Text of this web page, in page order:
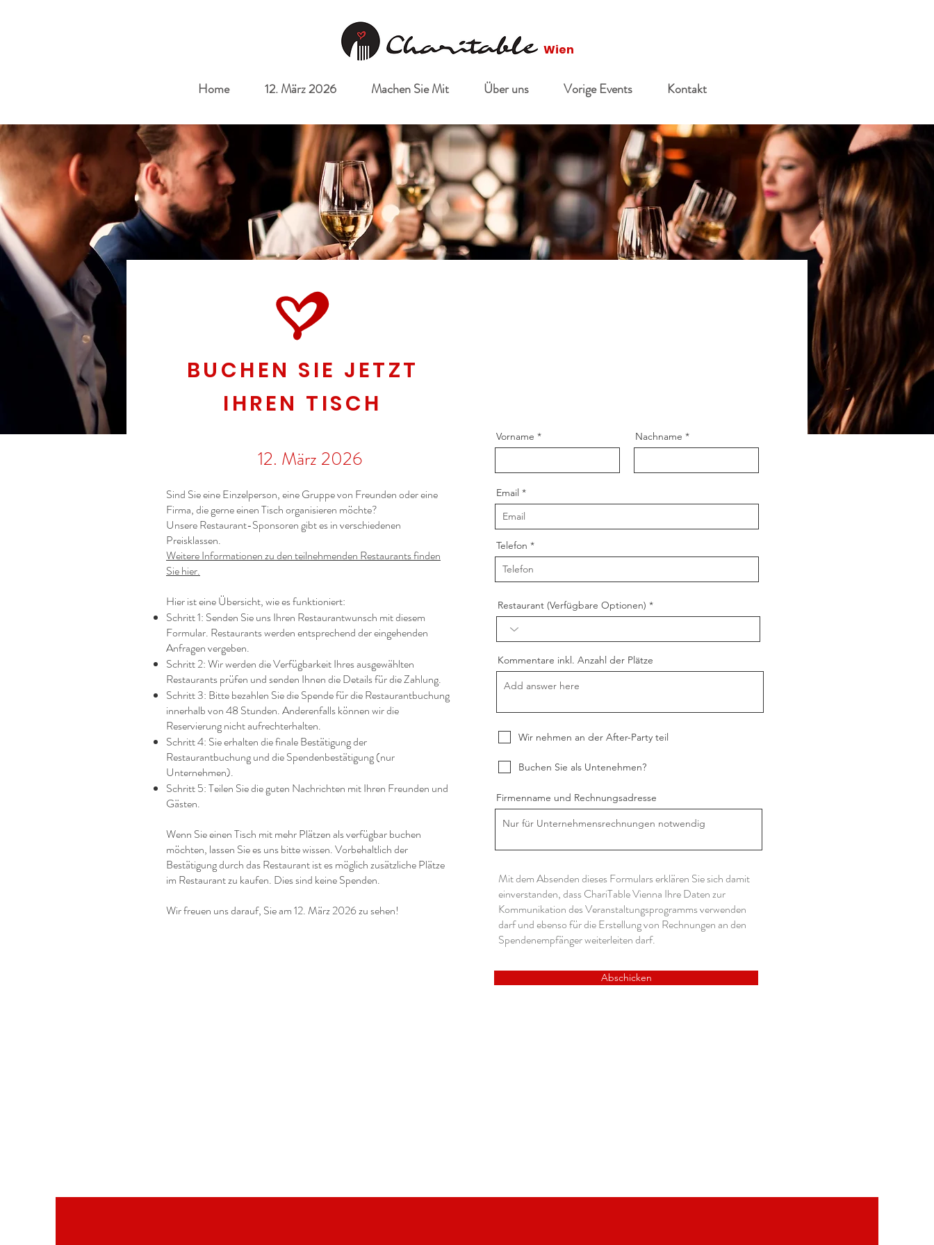
Home 12. März 2026 Machen Sie Mit Über uns Vorige Events Kontakt
Wien
BUCHEN SIE JETZT
IHREN TISCH
12. März 2026
Sind Sie eine Einzelperson, eine Gruppe von Freunden oder eine
Firma, die gerne einen Tisch organisieren möchte?
Unsere Restaurant-Sponsoren gibt es in verschiedenen
Preisklassen.
Weitere Informationen zu den teilnehmenden Restaurants finden
Sie hier.
Hier ist eine Übersicht, wie es funktioniert:
Schritt 1: Senden Sie uns Ihren Restaurantwunsch mit diesem
Formular. Restaurants werden entsprechend der eingehenden
Anfragen vergeben.
Schritt 2: Wir werden die Verfügbarkeit Ihres ausgewählten
Restaurants prüfen und senden Ihnen die Details für die Zahlung.
Schritt 3: Bitte bezahlen Sie die Spende für die Restaurantbuchung
innerhalb von 48 Stunden. Anderenfalls können wir die
Reservierung nicht aufrechterhalten.
Schritt 4: Sie erhalten die finale Bestätigung der
Restaurantbuchung und die Spendenbestätigung (nur
Unternehmen).
Schritt 5: Teilen Sie die guten Nachrichten mit Ihren Freunden und
Gästen.
Wenn Sie einen Tisch mit mehr Plätzen als verfügbar buchen
möchten, lassen Sie es uns bitte wissen. Vorbehaltlich der
Bestätigung durch das Restaurant ist es möglich zusätzliche Plätze
im Restaurant zu kaufen. Dies sind keine Spenden.
Wir freuen uns darauf, Sie am 12. März 2026 zu sehen!
Vorname Nachname
Email
Telefon
Restaurant (Verfügbare Optionen)
Kommentare inkl. Anzahl der Plätze
Wir nehmen an der After-Party teil
Buchen Sie als Untenehmen?
Firmenname und Rechnungsadresse
Mit dem Absenden dieses Formulars erklären Sie sich damit
einverstanden, dass ChariTable Vienna Ihre Daten zur
Kommunikation des Veranstaltungsprogramms verwenden
darf und ebenso für die Erstellung von Rechnungen an den
Spendenempfänger weiterleiten darf.
Abschicken